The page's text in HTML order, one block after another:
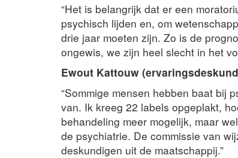
“Het is belangrijk dat er een
psychisch lijden en, om
drie jaar moeten zijn. Zo is de
ongewis, we zijn heel slecht in het
Ewout Kattouw
“Sommige mensen hebben baat bij
van. Ik kreeg 22 labels opgeplakt,
behandeling meer mogelijk, maar
de psychiatrie. De commissie van
deskundigen uit de maatschappij.”